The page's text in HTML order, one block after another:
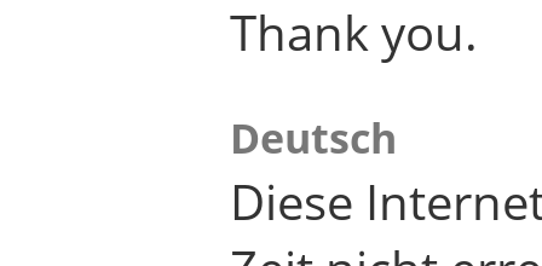
Thank you.
Deutsch
Diese